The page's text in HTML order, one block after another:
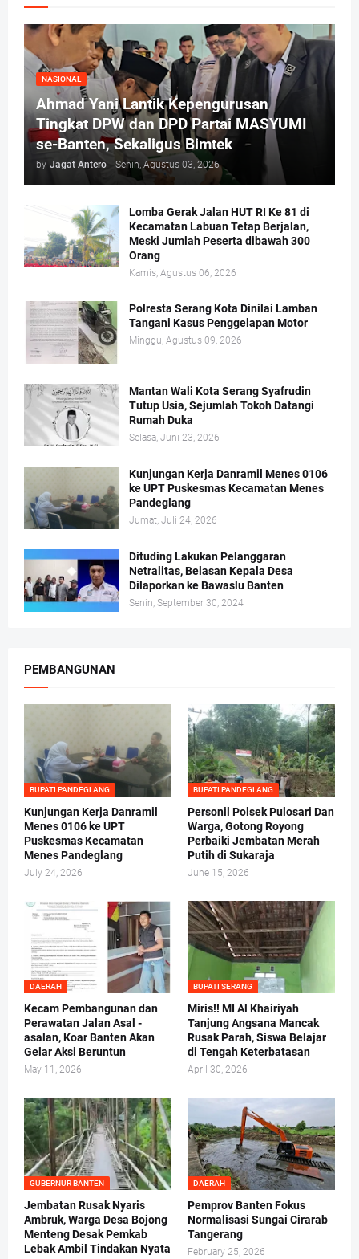
NASIONAL
Ahmad Yani Lantik Kepengurusan
Tingkat DPW dan DPD Partai MASYUMI
se-Banten, Sekaligus Bimtek
by Jagat Antero - Senin, Agustus 03, 2026
Lomba Gerak Jalan HUT RI Ke 81 di
Kecamatan Labuan Tetap Berjalan,
Meski Jumlah Peserta dibawah 300
Orang
Kamis, Agustus 06, 2026
Polresta Serang Kota Dinilai Lamban
Tangani Kasus Penggelapan Motor
Minggu, Agustus 09, 2026
Mantan Wali Kota Serang Syafrudin
Tutup Usia, Sejumlah Tokoh Datangi
Rumah Duka
Selasa, Juni 23, 2026
Kunjungan Kerja Danramil Menes 0106
ke UPT Puskesmas Kecamatan Menes
Pandeglang
Jumat, Juli 24, 2026
Dituding Lakukan Pelanggaran
Netralitas, Belasan Kepala Desa
Dilaporkan ke Bawaslu Banten
Senin, September 30, 2024
PEMBANGUNAN
BUPATI PANDEGLANG
Kunjungan Kerja Danramil
Menes 0106 ke UPT
Puskesmas Kecamatan
Menes Pandeglang
July 24, 2026
BUPATI PANDEGLANG
Personil Polsek Pulosari Dan
Warga, Gotong Royong
Perbaiki Jembatan Merah
Putih di Sukaraja
June 15, 2026
DAERAH
Kecam Pembangunan dan
Perawatan Jalan Asal -
asalan, Koar Banten Akan
Gelar Aksi Beruntun
May 11, 2026
BUPATI SERANG
Miris!! MI Al Khairiyah
Tanjung Angsana Mancak
Rusak Parah, Siswa Belajar
di Tengah Keterbatasan
April 30, 2026
GUBERNUR BANTEN
Jembatan Rusak Nyaris
Ambruk, Warga Desa Bojong
Menteng Desak Pemkab
Lebak Ambil Tindakan Nyata
DAERAH
Pemprov Banten Fokus
Normalisasi Sungai Cirarab
Tangerang
February 25, 2026